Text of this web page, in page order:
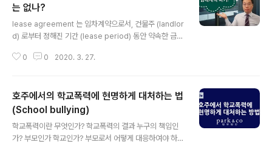
는 없나?
lease agreement 는 임차계약으로서, 건물주 (landlor
d) 로부터 정해진 기간 (lease period) 동안 약속한 금액
se) 를 심지어 건물주로부터의 참견없이 오로지 내 권리로
히 까다롭고, 권리 자체에 대한 분쟁도 생각보다 자주 발생
합니다. 때문에, 변호사의 조언을 받아가며 제대로 된 임차
계약을 하여야 하죠. 이는 반대로, 건물주 입장에서도 마찬
가지입니다. 제대로 된 임대계약을 맺지 못할 경우, 남좋은
일만 시키는 일도 허다하니 말입니다. 각설하고, 그렇게 맺
0 0 2020. 3. 27.
호주에서의 학교폭력에 현명하게 대처하는 법
(School bullying)
학교폭력이란 무엇인가? 학교폭력의 결과 누구의 책임인
가? 부모인가 학교인가? 부모로서 어떻게 대응하여야 하